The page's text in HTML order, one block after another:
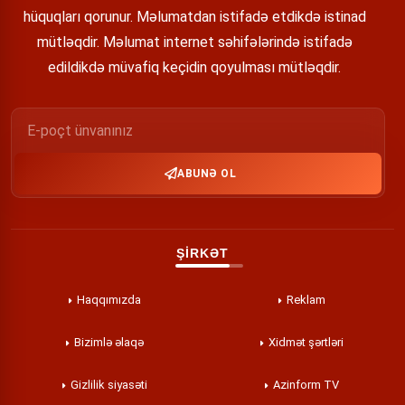
hüquqları qorunur. Məlumatdan istifadə etdikdə istinad
mütləqdir. Məlumat internet səhifələrində istifadə
edildikdə müvafiq keçidin qoyulması mütləqdir.
ABUNƏ OL
ŞİRKƏT
Haqqımızda Reklam
Bizimlə əlaqə Xidmət şərtləri
Gizlilik siyasəti Azinform TV